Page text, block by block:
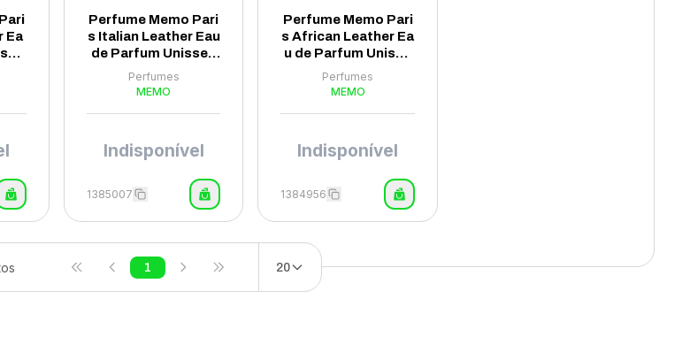
Ea
Perfume Memo Pari
s Italian Leather Eau
de Parfum Unissex
75ml - (Tester)
Perfumes
MEMO
Indisponível
1385007
Perfume Memo Pari
s African Leather Ea
u de Parfum Unisse
x 75ml
Perfumes
MEMO
Indisponível
1384956
1 20